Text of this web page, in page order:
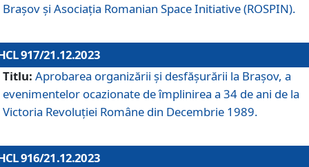
Brașov și Asociația Romanian Space Initiative (ROSPIN).
917/21.12.2023
Titlu: Aprobarea organizării şi desfăşurării la Braşov, a
evenimentelor ocazionate de împlinirea a 34 de ani de la
Victoria Revoluţiei Române din Decembrie 1989.
916/21.12.2023